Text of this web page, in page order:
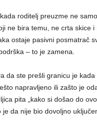
roditelj preuzme ne
ne bira temu, ne crta skice i
ostaje pasivni posmatrač
– to je zamena.
da ste prešli granicu je
napravljeno ili zašto je
pita „kako si došao do
je da nije bio dovoljno